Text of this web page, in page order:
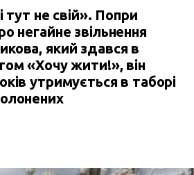
тут не свій». Попри
негайне звільнення
який здався в
«Хочу жити!», він
утримується в таборі